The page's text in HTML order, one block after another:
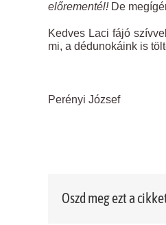
előrementél!De
Kedves Laci fájó
mi, a dédunokáink is
Perényi József
Oszd meg ezt a